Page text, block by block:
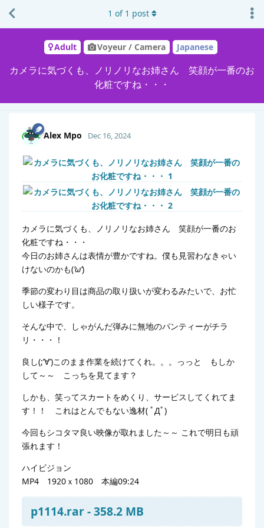
Adult Voyeur / Camera Japanese
カメラに気づくも、ノリノリなお姉さん 笑顔が一番のお
化粧ですね・・・
1 of 1 post
Alex Mpo Dec 16, 2024
カメラに気づくも、ノリノリなお姉さん 笑顔が一番のお
化粧ですね・・・
今日のお姉さんは表情が豊かですね。僕も見習わなきゃい
けないのかも(’ω’)
季節の変わり目は商品の取り扱いが変わるみたいで、お忙
しい様子です。
そんな中で、しゃがんだ弾みに無地のパンティーがチラ
リ・・・！
良し(;’∀’)このまま作業を続けてくれ。。。っっと もしか
して～～ こっちを見てます？
しかも、笑ってスカートをめくり、サービスしてくれてま
す！！ これはとんでもない逸材( ﾟДﾟ)
今回もシコタマ良い映像が取れました～～ これで明日も頑
張れます！
ハイビジョン
MP4 1920ｘ1080 本編09:24
p1114.rar - 358.2 MB